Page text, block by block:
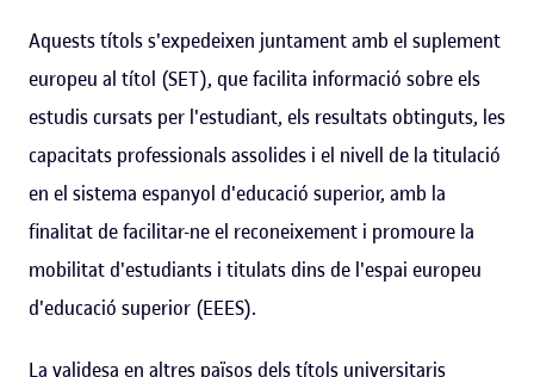
Aquests títols s'expedeixen juntament amb el suplement
europeu al títol (SET), que facilita informació sobre els
estudis cursats per l'estudiant, els resultats obtinguts, les
capacitats professionals assolides i el nivell de la titulació
en el sistema espanyol d'educació superior, amb la
finalitat de facilitar-ne el reconeixement i promoure la
mobilitat d'estudiants i titulats dins de l'espai europeu
d'educació superior (EEES).
La validesa en altres països dels títols universitaris